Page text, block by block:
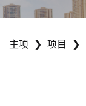
主项 ❯ 项目 ❯